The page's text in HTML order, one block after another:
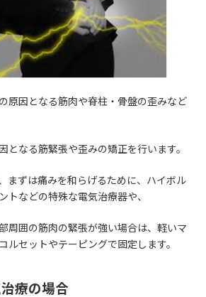
原因となる筋肉や脊柱・骨盤の歪みなど
となる筋緊張や歪みの矯正を行います。
まずは痛みを和らげるために、ハイボル
トなどの特殊な電気治療器や、
周囲の筋肉の緊張が強い場合は、軽いマ
ルセットやテーピングで固定します。
療の場合